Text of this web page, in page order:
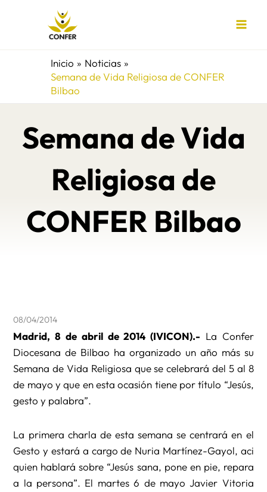
Inicio
Noticias
Semana de Vida Religiosa de CONFER
Bilbao
Semana de Vida
Religiosa de
CONFER Bilbao
08/04/2014
Madrid, 8 de abril de 2014 (IVICON).- La Confer
Diocesana de Bilbao ha organizado un año más su
Semana de Vida Religiosa que se celebrará del 5 al 8
de mayo y que en esta ocasión tiene por título “Jesús,
gesto y palabra”.
La primera charla de esta semana se centrará en el
Gesto y estará a cargo de Nuria Martínez-Gayol, aci
quien hablará sobre “Jesús sana, pone en pie, repara
a la persona”. El martes 6 de mayo Javier Vitoria